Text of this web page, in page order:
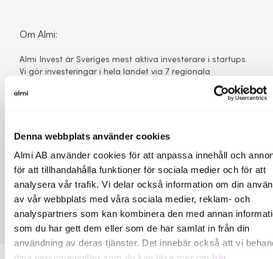
Denna webbplats använder cookies
Almi AB använder cookies för att anpassa innehåll och
för att tillhandahålla funktioner för sociala medier och för att
analysera vår trafik. Vi delar också information om din
av vår webbplats med våra sociala medier, reklam- och
analyspartners som kan kombinera den med annan
som du har gett dem eller som de har samlat in från din
användning av deras tjänster. Det innebär också att vi
Om Almi:
Almi Invest är Sveriges mest aktiva investerare i startups.
Vi gör investeringar i hela landet via 7 regionala
riskkapitalbolag och ett nationellt riskkapitalbolag inom
GreenTech. Almi Invest förvaltar cirka 3,5 miljarder kronor
Qlik och Apple eller noterats på olika börser. Almi Invest är
medfinansieras av Europeiska unionen.
Kontakt:
Anna Wennerstein